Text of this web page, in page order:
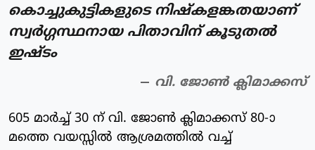
കൊച്ചുകുട്ടികളുടെ നിഷ്‌കളങ്കതയാണ്
സ്വര്‍ഗ്ഗസ്ഥനായ പിതാവിന് കൂടുതല്‍
ഇഷ്ടം
വി. ജോണ്‍ ക്ലിമാക്കസ്‌
605 മാര്‍ച്ച് 30 ന് വി. ജോണ്‍ ക്ലിമാക്കസ് 80-ാ
മത്തെ വയസ്സില്‍ ആശ്രമത്തില്‍ വച്ച്